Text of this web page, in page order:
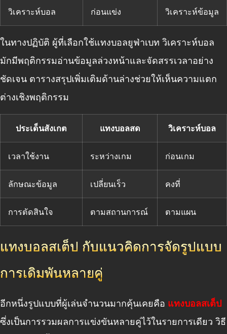
วิเคราะห์บอล ก่อนแข่ง วิเคราะห์ข้อมูล
ในทางปฏิบัติ ผู้ที่เลือกใช้แทงบอลยูฟ่าเบท วิเคราะห์บอล
มักมีพฤติกรรมอ่านข้อมูลล่วงหน้าและจัดสรรเวลาอย่าง
ชัดเจน ตารางสรุปเพิ่มเติมด้านล่างช่วยให้เห็นความแตก
ต่างเชิงพฤติกรรม
ประเด็นสังเกต แทงบอลสด วิเคราะห์บอล
เวลาใช้งาน ระหว่างเกม ก่อนเกม
ลักษณะข้อมูล เปลี่ยนเร็ว คงที่
การตัดสินใจ ตามสถานการณ์ ตามแผน
แทงบอลสเต็ป กับแนวคิดการจัดรูปแบบ
การเดิมพันหลายคู่
อีกหนึ่งรูปแบบที่ผู้เล่นจำนวนมากคุ้นเคยคือ แทงบอลสเต็ป
ซึ่งเป็นการรวมผลการแข่งขันหลายคู่ไว้ในรายการเดียว วิธี